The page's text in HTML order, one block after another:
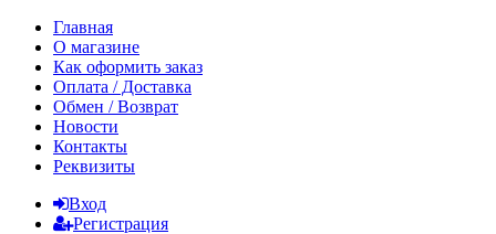
Главная
О магазине
Как оформить заказ
Оплата / Доставка
Обмен / Возврат
Новости
Контакты
Реквизиты
Вход
Регистрация